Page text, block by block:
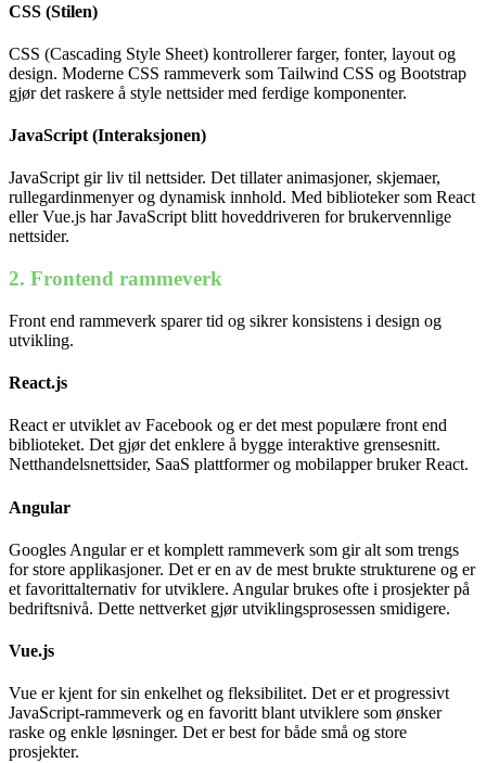
CSS (Stilen)
CSS (Cascading Style Sheet) kontrollerer farger, fonter, layout og
design. Moderne CSS rammeverk som Tailwind CSS og Bootstrap
gjør det raskere å style nettsider med ferdige komponenter.
JavaScript (Interaksjonen)
JavaScript gir liv til nettsider. Det tillater animasjoner, skjemaer,
rullegardinmenyer og dynamisk innhold. Med biblioteker som React
eller Vue.js har JavaScript blitt hoveddriveren for brukervennlige
nettsider.
2. Frontend rammeverk
Front end rammeverk sparer tid og sikrer konsistens i design og
utvikling.
React.js
React er utviklet av Facebook og er det mest populære front end
biblioteket. Det gjør det enklere å bygge interaktive grensesnitt.
Netthandelsnettsider, SaaS plattformer og mobilapper bruker React.
Angular
Googles Angular er et komplett rammeverk som gir alt som trengs
for store applikasjoner. Det er en av de mest brukte strukturene og er
et favorittalternativ for utviklere. Angular brukes ofte i prosjekter på
bedriftsnivå. Dette nettverket gjør utviklingsprosessen smidigere.
Vue.js
Vue er kjent for sin enkelhet og fleksibilitet. Det er et progressivt
JavaScript-rammeverk og en favoritt blant utviklere som ønsker
raske og enkle løsninger. Det er best for både små og store
prosjekter.